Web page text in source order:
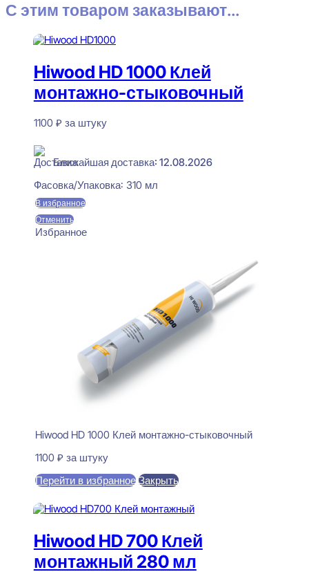
С этим товаром заказывают...
Hiwood HD 1000 Клей
монтажно-стыковочный
1100 ₽ за штуку
Ближайшая доставка: 12.08.2026
Фасовка/Упаковка: 310 мл
В избранное
Отменить
Избранное
Hiwood HD 1000 Клей монтажно-стыковочный
1100 ₽ за штуку
Перейти в избранное Закрыть
Hiwood HD 700 Клей
монтажный 280 мл